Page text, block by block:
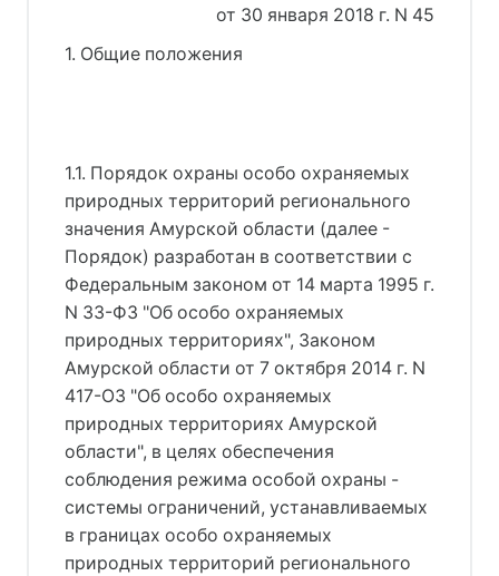
от 30 января 2018 г. N 45
1. Общие положения
1.1. Порядок охраны особо охраняемых
природных территорий регионального
значения Амурской области (далее -
Порядок) разработан в соответствии с
Федеральным законом от 14 марта 1995 г.
N 33-ФЗ "Об особо охраняемых
природных территориях", Законом
Амурской области от 7 октября 2014 г. N
417-ОЗ "Об особо охраняемых
природных территориях Амурской
области", в целях обеспечения
соблюдения режима особой охраны -
системы ограничений, устанавливаемых
в границах особо охраняемых
природных территорий регионального